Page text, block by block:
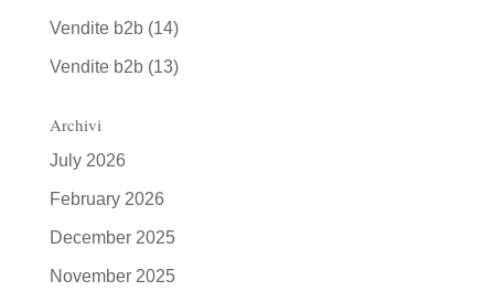
Vendite b2b(14)
Vendite b2b(13)
Archivi
July 2026
February 2026
December 2025
November 2025